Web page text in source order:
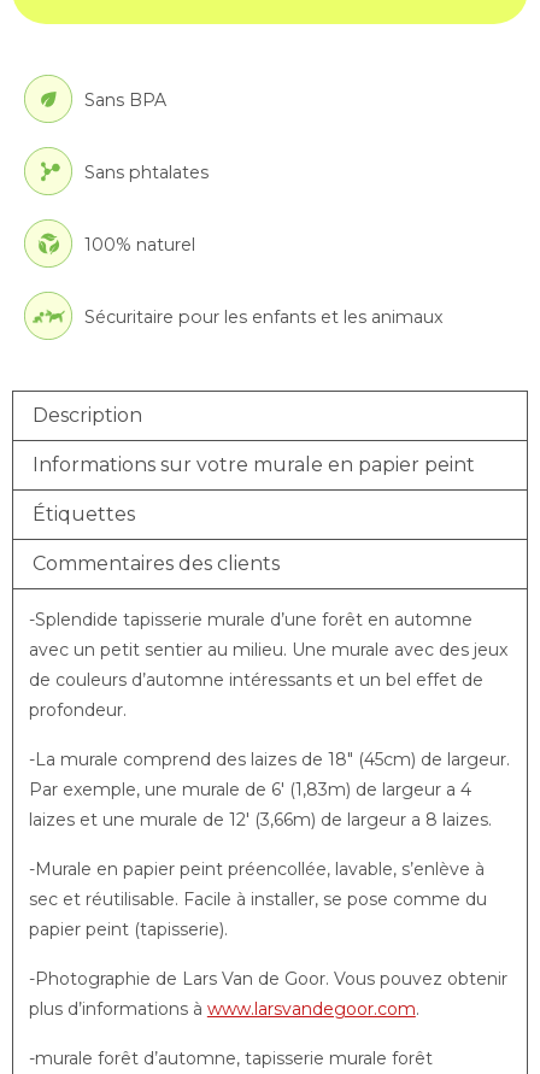
Sans BPA
Sans phtalates
100% naturel
Sécuritaire pour les enfants et les animaux
Description
Informations sur votre murale en papier peint
Étiquettes
Commentaires des clients
-Splendide tapisserie murale d’une forêt en automne
avec un petit sentier au milieu. Une murale avec des jeux
de couleurs d’automne intéressants et un bel effet de
profondeur.
-La murale comprend des laizes de 18″ (45cm) de largeur.
Par exemple, une murale de 6′ (1,83m) de largeur a 4
laizes et une murale de 12′ (3,66m) de largeur a 8 laizes.
-Murale en papier peint préencollée, lavable, s’enlève à
sec et réutilisable. Facile à installer, se pose comme du
papier peint (tapisserie).
-Photographie de Lars Van de Goor. Vous pouvez obtenir
plus d’informations à www.larsvandegoor.com.
-murale forêt d’automne, tapisserie murale forêt